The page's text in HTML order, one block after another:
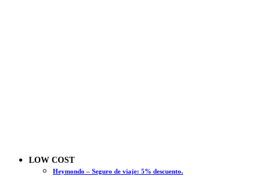
LOW COST
Heymondo – Seguro de viaje: 5% descuento.